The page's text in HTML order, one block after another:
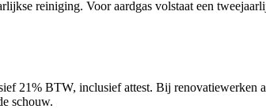
reiniging. Voor aardgas volstaat een
21% BTW, inclusief attest. Bij renovatiewerken
schouw.